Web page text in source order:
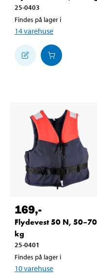
25-0403
Findes på lager i
14varehuse
169,-
Flydevest 50 N, 50–70
kg
25-0401
Findes på lager i
10varehuse